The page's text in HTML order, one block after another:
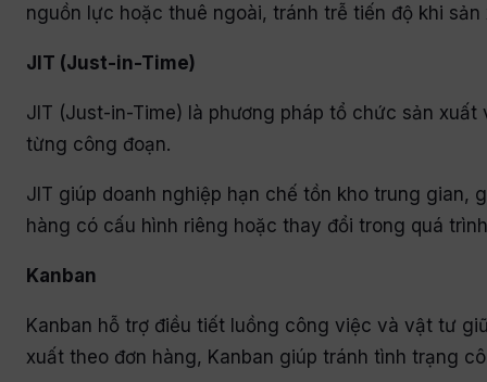
nguồn lực hoặc thuê ngoài, tránh trễ tiến độ khi
JIT (Just-in-Time)
JIT (Just-in-Time) là phương pháp tổ chức sản
từng công đoạn.
JIT giúp doanh nghiệp hạn chế tồn kho trung gian,
hàng có cấu hình riêng hoặc thay đổi trong quá
Kanban
Kanban hỗ trợ điều tiết luồng công việc và vật tư
xuất theo đơn hàng, Kanban giúp tránh tình trạng